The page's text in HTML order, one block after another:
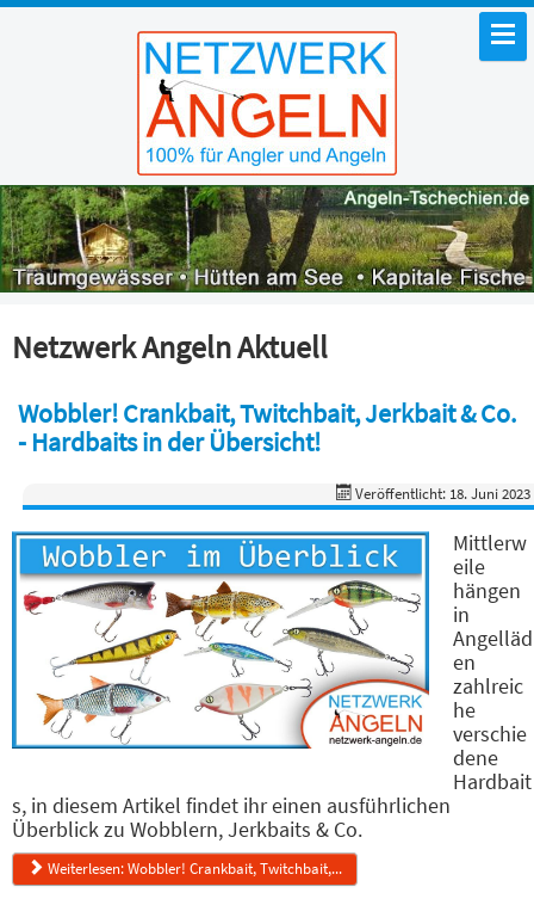
Netzwerk Angeln Aktuell
Wobbler! Crankbait, Twitchbait, Jerkbait & Co.
- Hardbaits in der Übersicht!
Veröffentlicht: 18. Juni 2023
Mittlerw
eile
hängen
in
Angelläd
en
zahlreic
he
verschie
dene
Hardbait
s, in diesem Artikel findet ihr einen ausführlichen
Überblick zu Wobblern, Jerkbaits & Co.
Weiterlesen: Wobbler! Crankbait, Twitchbait,...